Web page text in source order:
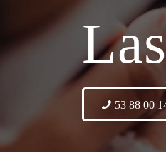
53 88 00